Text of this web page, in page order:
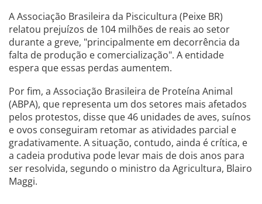
A Associação Brasileira da Piscicultura (Peixe BR)
relatou prejuízos de 104 milhões de reais ao setor
durante a greve, "principalmente em decorrência da
falta de produção e comercialização". A entidade
espera que essas perdas aumentem.
Por fim, a Associação Brasileira de Proteína Animal
(ABPA), que representa um dos setores mais afetados
pelos protestos, disse que 46 unidades de aves, suínos
e ovos conseguiram retomar as atividades parcial e
gradativamente. A situação, contudo, ainda é crítica, e
a cadeia produtiva pode levar mais de dois anos para
ser resolvida, segundo o ministro da Agricultura, Blairo
Maggi.